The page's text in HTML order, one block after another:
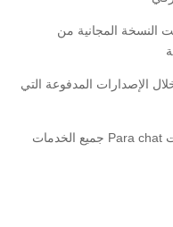
النسخة المجانية من
الإصدارات المدفوعة التي
الشركة قد حققت الكثير من المال. أغلقت Para chat جميع الخدمات